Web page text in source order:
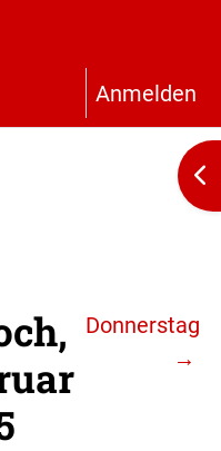
Anmelden
Donnerstag
→